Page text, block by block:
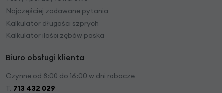
Najczęściej zadawane pytania
Kalkulator długości szprych
Kalkulator ilości zębów paska
Biuro obsługi klienta
Czynne od 8:00 do 16:00 w dni robocze
T. 713 432 029